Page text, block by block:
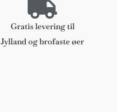
Gratis levering til
Jylland og brofaste øer